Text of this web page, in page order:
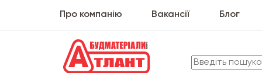
Про компанію Вакансії Блог